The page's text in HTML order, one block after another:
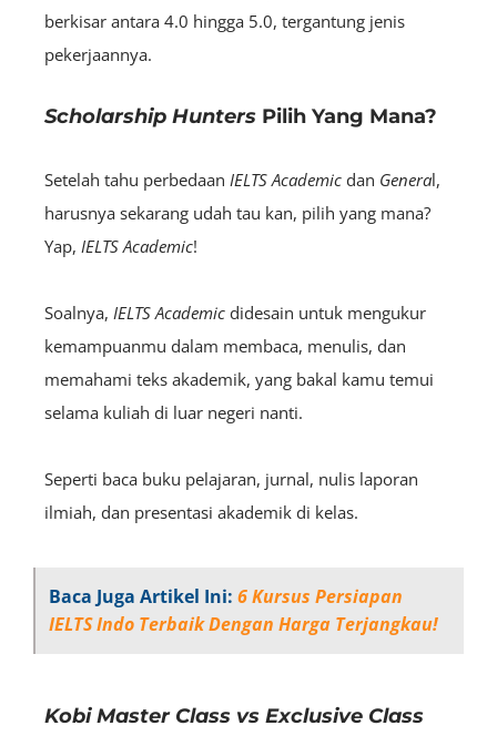
berkisar antara 4.0 hingga 5.0, tergantung jenis
pekerjaannya​.
Scholarship Hunters Pilih Yang Mana?
Setelah tahu perbedaan IELTS Academic dan General,
harusnya sekarang udah tau kan, pilih yang mana?
Yap, IELTS Academic!
Soalnya, IELTS Academic didesain untuk mengukur
kemampuanmu dalam membaca, menulis, dan
memahami teks akademik, yang bakal kamu temui
selama kuliah di luar negeri nanti.
Seperti baca buku pelajaran, jurnal, nulis laporan
ilmiah, dan presentasi akademik di kelas.
Baca Juga Artikel Ini: 6 Kursus Persiapan
IELTS Indo Terbaik Dengan Harga Terjangkau!
Kobi Master Class vs Exclusive Class